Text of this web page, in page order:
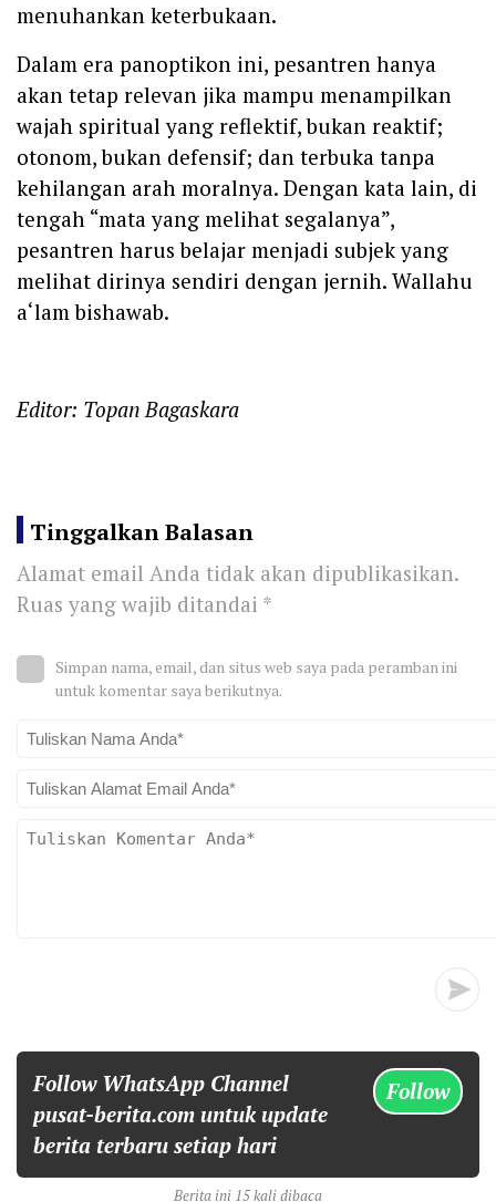
menuhankan keterbukaan.
Dalam era panoptikon ini, pesantren hanya
akan tetap relevan jika mampu menampilkan
wajah spiritual yang reflektif, bukan reaktif;
otonom, bukan defensif; dan terbuka tanpa
kehilangan arah moralnya. Dengan kata lain, di
tengah “mata yang melihat segalanya”,
pesantren harus belajar menjadi subjek yang
melihat dirinya sendiri dengan jernih. Wallahu
a‘lam bishawab.
Editor: Topan Bagaskara
Tinggalkan Balasan
Alamat email Anda tidak akan dipublikasikan.
Ruas yang wajib ditandai *
Simpan nama, email, dan situs web saya pada peramban ini
untuk komentar saya berikutnya.
Follow WhatsApp Channel
pusat-berita.com untuk update
berita terbaru setiap hari
Follow
Berita ini 15 kali dibaca